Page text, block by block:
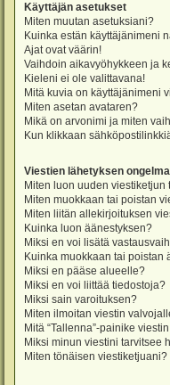
Käyttäjän asetukset
Miten muutan asetuksiani?
Kuinka estän käyttäjänimeni
Ajat ovat väärin!
Vaihdoin aikavyöhykkeen ja
Kieleni ei ole valittavana!
Mitä kuvia on käyttäjänimeni
Miten asetan avataren?
Mikä on arvonimi ja miten
Kun klikkaan
Viestien lähetyksen
Miten luon uuden
Miten muokkaan tai poistan
Miten liitän allekirjoituksen
Kuinka luon äänestyksen?
Miksi en voi lisätä
Kuinka muokkaan tai poistan
Miksi en pääse alueelle?
Miksi en voi liittää tiedostoja?
Miksi sain varoituksen?
Miten ilmoitan viestin
Mitä “Tallenna”-painike
Miksi minun viestini tarvitsee
Miten tönäisen viestiketjuani?